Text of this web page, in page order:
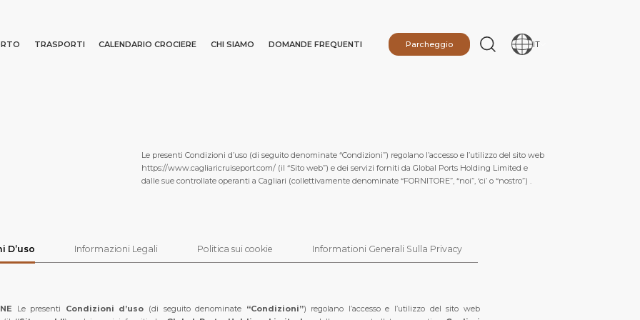
TRASPORTI CALENDARIO CROCIERE CHI SIAMO DOMANDE FREQUENTI Parcheggio IT
Le presenti Condizioni d’uso (di seguito denominate “Condizioni”) regolano l’accesso e l’utilizzo del sito web
https://www.cagliaricruiseport.com/ (il “Sito web”) e dei servizi forniti da Global Ports Holding Limited e
dalle sue controllate operanti a Cagliari (collettivamente denominate “FORNITORE”, “noi”, ‘ci’ o “nostro”) .
D’uso Informazioni Legali Politica sui cookie Informationi Generali Sulla Privacy
Le presenti Condizioni d’uso (di seguito denominate “Condizioni”) regolano l’accesso e l’utilizzo del sito web